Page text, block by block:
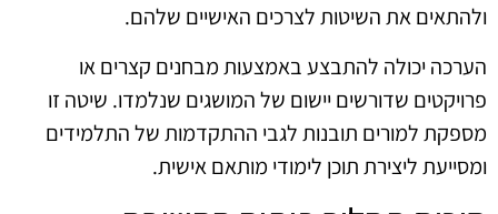
ולהתאים את השיטות לצרכים האישיים שלהם.
הערכה יכולה להתבצע באמצעות מבחנים קצרים או
פרויקטים שדורשים יישום של המושגים שנלמדו. שיטה זו
מספקת למורים תובנות לגבי ההתקדמות של התלמידים
ומסייעת ליצירת תוכן לימודי מותאם אישית.